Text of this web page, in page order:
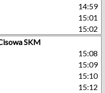
14:59
15:01
15:02
SKM
15:08
15:09
15:10
15:12